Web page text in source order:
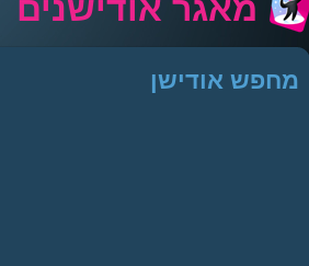
מאגר אודישנים
מחפש אודישן